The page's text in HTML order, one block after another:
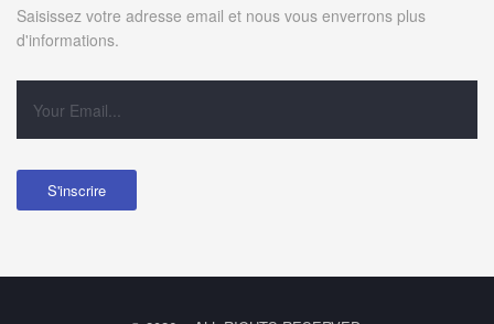
Saisissez votre adresse email et nous vous enverrons plus
d'informations.